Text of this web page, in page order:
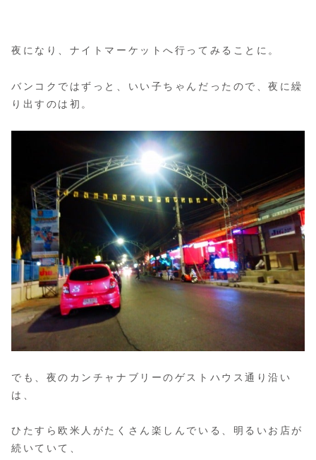
夜になり、ナイトマーケットへ行ってみることに。
バンコクではずっと、いい子ちゃんだったので、夜に繰
り出すのは初。
でも、夜のカンチャナブリーのゲストハウス通り沿い
は、
ひたすら欧米人がたくさん楽しんでいる、明るいお店が
続いていて、